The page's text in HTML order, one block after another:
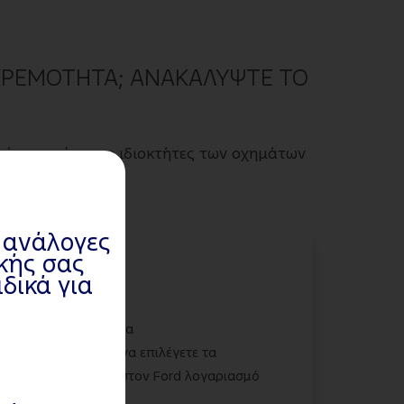
ΑΝΑΚΑΛΥΨΤΕ ΤΟ
ώστε οι ιδιοκτήτες των οχημάτων
καλύτερη εμπειρία
της δυνατότητας να επιλέγετε τα
συνδεθείτε στον Ford λογαριασμό
ανάλογες
σας
για